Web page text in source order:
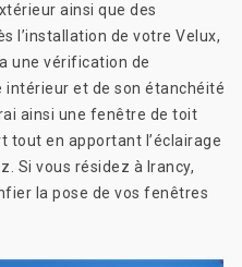
ainsi que des
l’installation de votre Velux,
une vérification de
intérieur et de son étanchéité
ainsi une fenêtre de toit
tout en apportant l’éclairage
Si vous résidez à Irancy,
la pose de vos fenêtres